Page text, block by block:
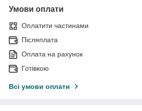
Умови оплати
Оплатити частинами
Післяплата
Оплата на рахунок
Готівкою
Всі умови оплати